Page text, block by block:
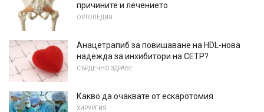
причините и лечението
ОРТОПЕДИЯ
Анацетрапиб за повишаване на HDL-нова
надежда за инхибитори на СЕТР?
СЪРДЕЧНО ЗДРАВЕ
Какво да очаквате от ескаротомия
ХИРУРГИЯ